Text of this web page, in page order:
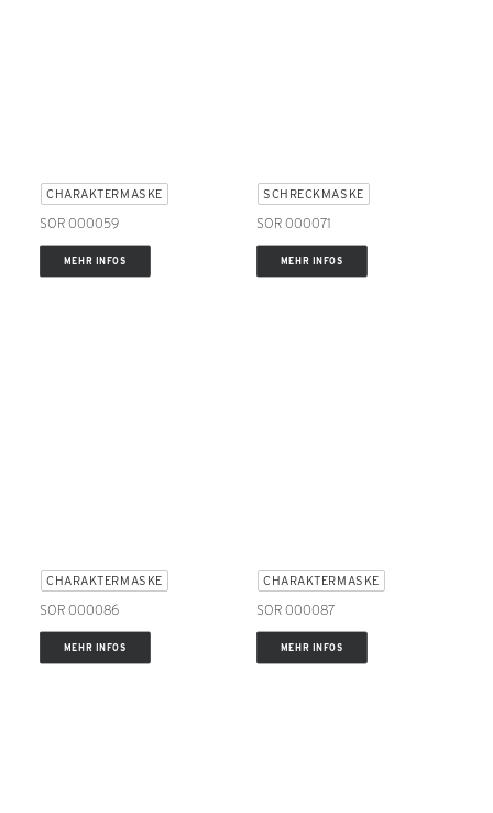
CHARAKTERMASKE
SOR 000059
MEHR INFOS
SCHRECKMASKE
SOR 000071
MEHR INFOS
CHARAKTERMASKE
SOR 000086
MEHR INFOS
CHARAKTERMASKE
SOR 000087
MEHR INFOS